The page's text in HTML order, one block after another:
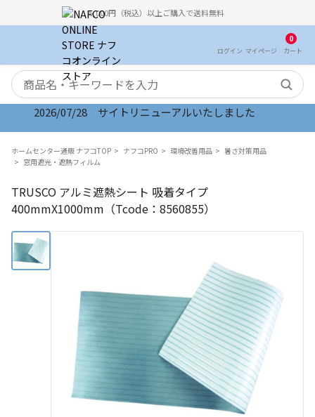
5,000円（税込）以上ご購入で送料無料
ログイン マイ ページ
0
カート
検索キーワード
2026/07/28 サイトリニューアルいたしました
ホームセンター通販 ナフコTOP ナフコPRO 環境改善用品
暑さ対策用品
窓用遮光・遮熱フィルム
TRUSCO アルミ遮熱シート 吸着タイプ
400mmX1000mm（Tcode：8560855）